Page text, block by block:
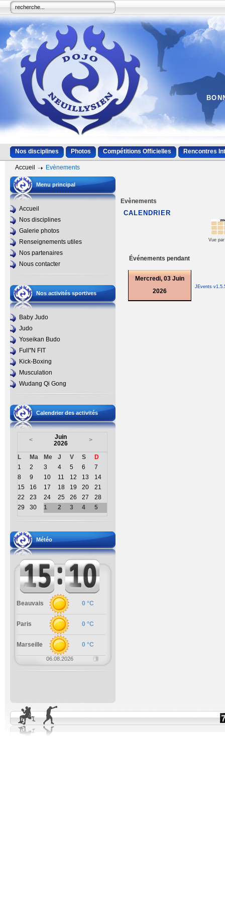
Nos disciplines Photos Compétitions Officielles Rencontres
Accueil Evènements
Menu principal
Accueil
Nos disciplines
Galerie photos
Renseignements utiles
Nos partenaires
Nous contacter
Nos activités sportives
Baby Judo
Judo
Yoseikan Budo
Full''N FIT
Kick-Boxing
Musculation
Wudang Qi Gong
Calendrier des activités
<
Juin
2026
>
L Ma Me J V S
D
1
2 3 4 5 6
7
8
9 10 11 12 13
14
15
16 17 18 19 20
21
22
23 24 25 26 27
28
29
30 1 2 3 4 5
Météo
Beauvais 0 °C
Paris 0 °C
Marseille 0 °C
06.08.2026
Evènements
CALENDRIER
Vue
Événements pendant
Mercredi, 03 Juin
2026
JEvents